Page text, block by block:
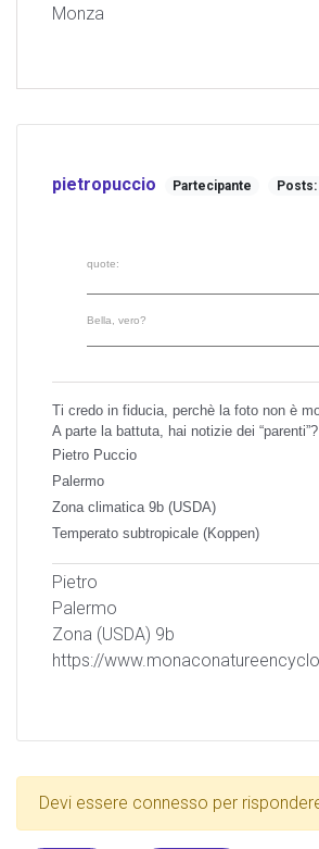
Monza
pietropuccio Partecipante Posts:
quote:
Bella, vero?
Ti credo in fiducia, perchè la foto non è
A parte la battuta, hai notizie dei “parenti”?
Pietro Puccio
Palermo
Zona climatica 9b (USDA)
Temperato subtropicale (Koppen)
Pietro
Palermo
Zona (USDA) 9b
https://
Devi essere connesso per